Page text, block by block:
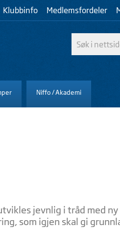
Klubbinfo Medlemsfordeler
Niffo / Akademi
jevnlig i tråd med
som igjen skal gi